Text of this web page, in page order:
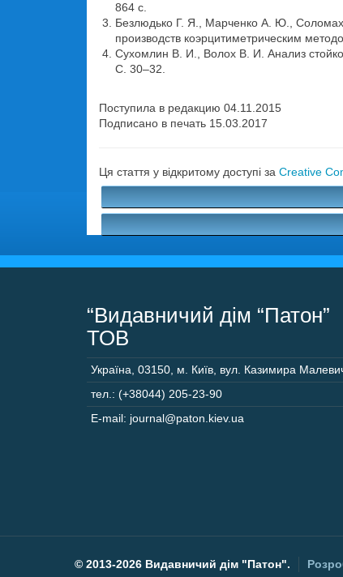
864 с.
Безлюдько Г. Я., Марченко А. Ю.,
производств коэрцитиметрическим
Сухомлин В. И., Волох В. И. Анализ
С. 30–32.
Поступила в редакцию 04.11.2015
Подписано в печать 15.03.2017
Ця стаття у відкритому доступі за Creative
“Видавничий дім “Патон”
ТОВ
Україна 03150 м. Київ, вул. Казимира
тел.: (+38044) 205-23-90
E-mail: journal@paton.kiev.ua
© 2013-2026 Видавничий дім "Патон".